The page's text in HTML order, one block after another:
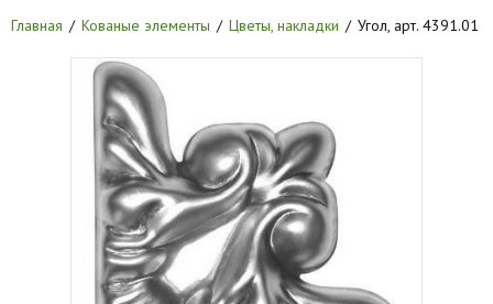
Главная Кованые элементы Цветы, накладки Угол, арт. 4391.01